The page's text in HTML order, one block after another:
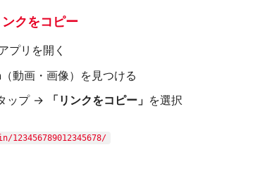
クをコピー
プリを開く
（動画・画像）を見つける
ップ → 「リンクをコピー」 を選択